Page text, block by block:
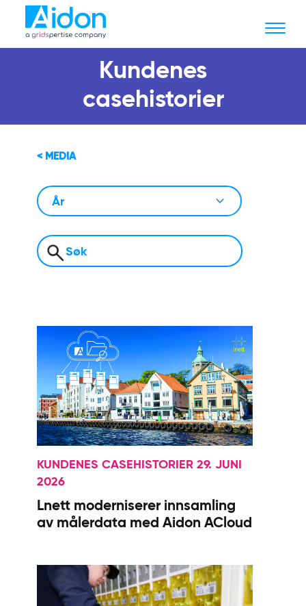
Kundenes
casehistorier
< MEDIA
År
KUNDENES CASEHISTORIER 29. JUNI
2026
Lnett moderniserer innsamling
av målerdata med Aidon ACloud